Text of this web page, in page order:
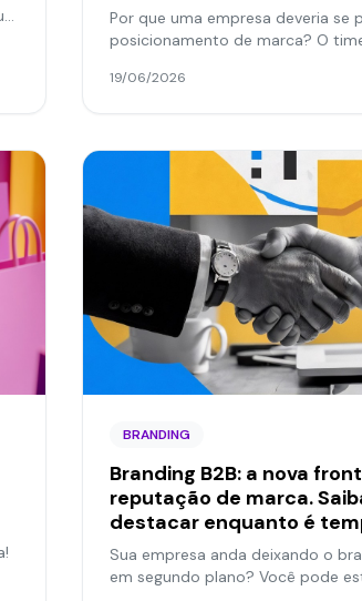
Por que uma empresa deveria se
posicionamento de marca? O
com todo mundo.
19/06/2026
BRANDING
Branding B2B: a nova
reputação de marca.
destacar enquanto é
Sua empresa anda deixando o
em segundo plano? Você pode